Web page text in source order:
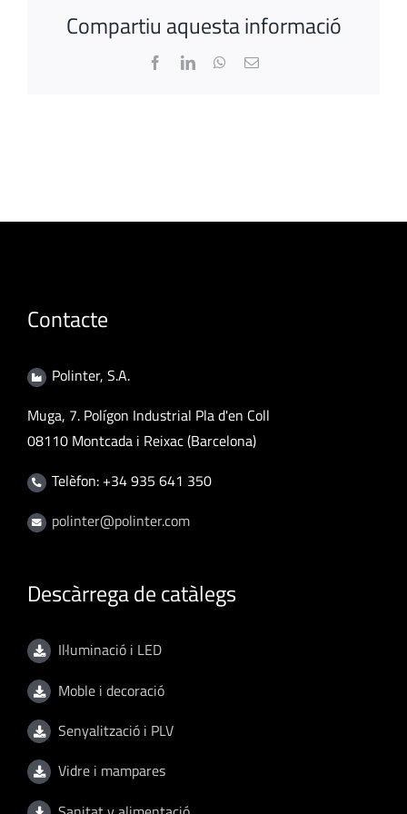
Compartiu aquesta informació
FacebookLinkedInWhatsApp
Email:
Contacte
Polinter, S.A.
Muga, 7. Polígon Industrial Pla d'en Coll
08110 Montcada i Reixac (Barcelona)
Telèfon: +34 935 641 350
polinter@polinter.com
Descàrrega de catàlegs
Il·luminació i LED
Moble i decoració
Senyalització i PLV
Vidre i mampares